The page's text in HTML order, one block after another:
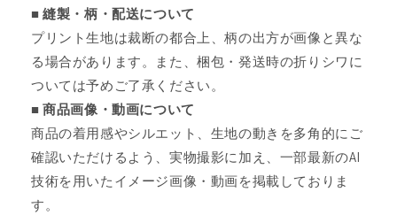
■ 縫製・柄・配送について
プリント生地は裁断の都合上、柄の出方が画像と異な
る場合があります。また、梱包・発送時の折りシワに
ついては予めご了承ください。
■ 商品画像・動画について
商品の着用感やシルエット、生地の動きを多角的にご
確認いただけるよう、実物撮影に加え、一部最新のAI
技術を用いたイメージ画像・動画を掲載しておりま
す。